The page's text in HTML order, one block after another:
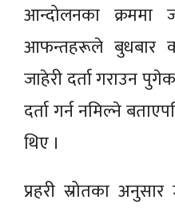
आन्दोलनका क्रममा
आफन्तहरूले बुधबार
जाहेरी दर्ता गराउन
दर्ता गर्न नमिल्ने
थिए ।
प्रहरी स्रोतका